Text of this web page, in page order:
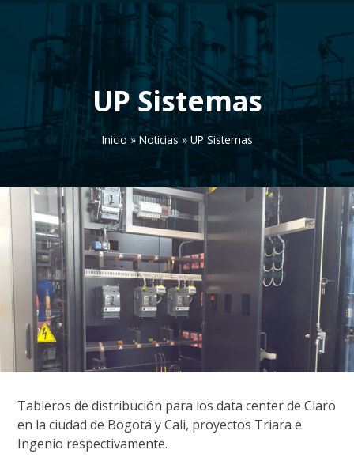
UP Sistemas
Inicio »Noticias »UP Sistemas
Tableros de distribución para los data center de Claro
en la ciudad de Bogotá y Cali, proyectos Triara e
Ingenio respectivamente.